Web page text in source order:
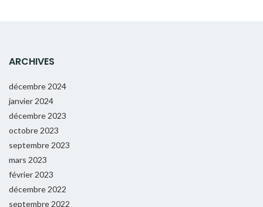
ARCHIVES
décembre 2024
janvier 2024
décembre 2023
octobre 2023
septembre 2023
mars 2023
février 2023
décembre 2022
septembre 2022